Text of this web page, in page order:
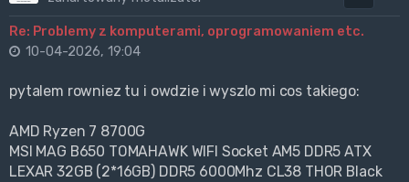
Re: Problemy z komputerami, oprogramowaniem etc.
10-04-2026, 19:04
pytalem rowniez tu i owdzie i wyszlo mi cos takiego:
AMD Ryzen 7 8700G
MSI MAG B650 TOMAHAWK WIFI Socket AM5 DDR5 ATX
LEXAR 32GB (2*16GB) DDR5 6000Mhz CL38 THOR Black